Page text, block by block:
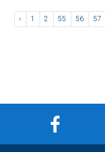
‹ 1 2 55 56 57